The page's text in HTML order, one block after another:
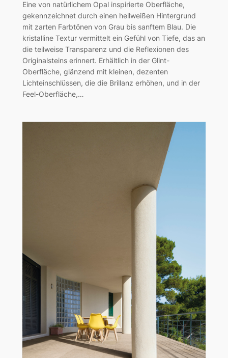
Eine von natürlichem Opal inspirierte Oberfläche,
gekennzeichnet durch einen hellweißen Hintergrund
mit zarten Farbtönen von Grau bis sanftem Blau. Die
kristalline Textur vermittelt ein Gefühl von Tiefe, das an
die teilweise Transparenz und die Reflexionen des
Originalsteins erinnert. Erhältlich in der Glint-
Oberfläche, glänzend mit kleinen, dezenten
Lichteinschlüssen, die die Brillanz erhöhen, und in der
Feel-Oberfläche,…